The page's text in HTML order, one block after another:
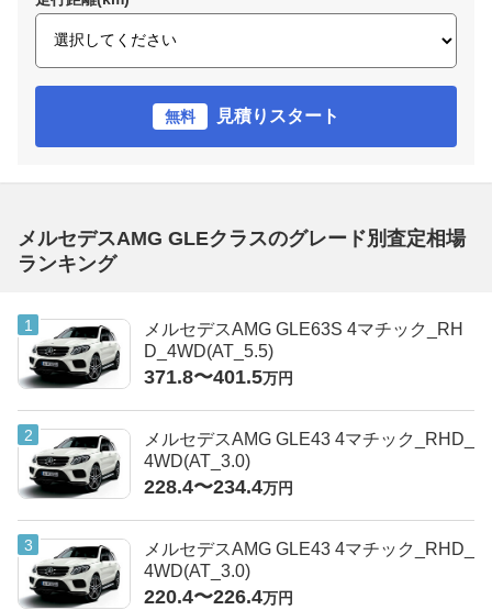
無料 見積りスタート
メルセデスAMG GLEクラスのグレード別査定相場
ランキング
メルセデスAMG GLE63S 4マチック_RH
D_4WD(AT_5.5)
371.8〜401.5万円
メルセデスAMG GLE43 4マチック_RHD_
4WD(AT_3.0)
228.4〜234.4万円
メルセデスAMG GLE43 4マチック_RHD_
4WD(AT_3.0)
220.4〜226.4万円